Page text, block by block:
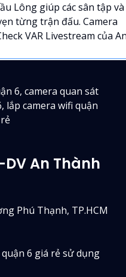
Lông giúp các sân tập và
từng trận đấu. Camera
VAR Livestream của
6, camera quan sát
lắp camera wifi quận
DV An Thành
Phú Thạnh, TP.HCM
6 giá rẻ sử dụng